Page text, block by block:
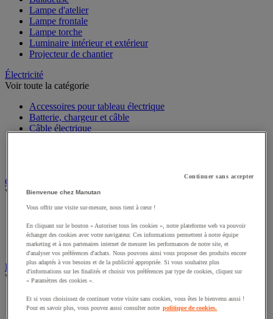
Lampe d'atelier
Lampe frontale
Lampe torche
Luminaire intérieur et extérieur
Projecteur de chantier
Électricité
Voir toute la catégorie
Accessoires pour tableau électrique
Batterie, chargeur et câble
Câble électrique
Graissage et lubrifiant
Voir toute la catégorie
Graisse et huile
Lubrifiant et dégrippant
Outils de graissage
Instrument de mesure
Voir toute la catégorie
Balance industrielle
Compteur et compteur-métreur
Continuer sans accepter
Bienvenue chez Manutan
Vous offrir une visite sur-mesure, nous tient à cœur !
En cliquant sur le bouton « Autoriser tous les cookies », notre plateforme web va pouvoir
échanger des cookies avec votre navigateur. Ces informations permettent à notre équipe
marketing et à nos partenaires internet de mesurer les performances de notre site, et
d'analyser vos préférences d'achats. Nous pouvons ainsi vous proposer des produits encore
plus adaptés à vos besoins et de la publicité appropriée. Si vous souhaitez plus
d'informations sur les finalités et choisir vos préférences par type de cookies, cliquez sur
« Paramètres des cookies ».
Et si vous choisissez de continuer votre visite sans cookies, vous êtes le bienvenu aussi !
Pour en savoir plus, vous pouvez aussi consulter notre politique de cookies.